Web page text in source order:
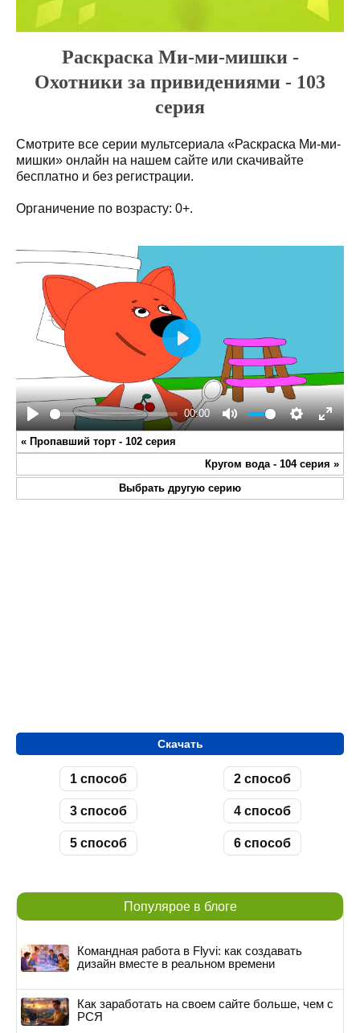
Раскраска Ми-ми-мишки -
Охотники за привидениями - 103
серия
Смотрите все серии мультсериала «Раскраска Ми-ми-
мишки» онлайн на нашем сайте или скачивайте
бесплатно и без регистрации.
Органичение по возрасту: 0+.
Play
00:00
Mute Settings
Enter
Play
« Пропавший торт - 102 серия
Кругом вода - 104 серия »
Выбрать другую серию
Скачать
1 способ 2 способ
3 способ 4 способ
5 способ 6 способ
Популярое в блоге
Командная работа в Flyvi: как создавать
дизайн вместе в реальном времени
Как заработать на своем сайте больше, чем с
РСЯ